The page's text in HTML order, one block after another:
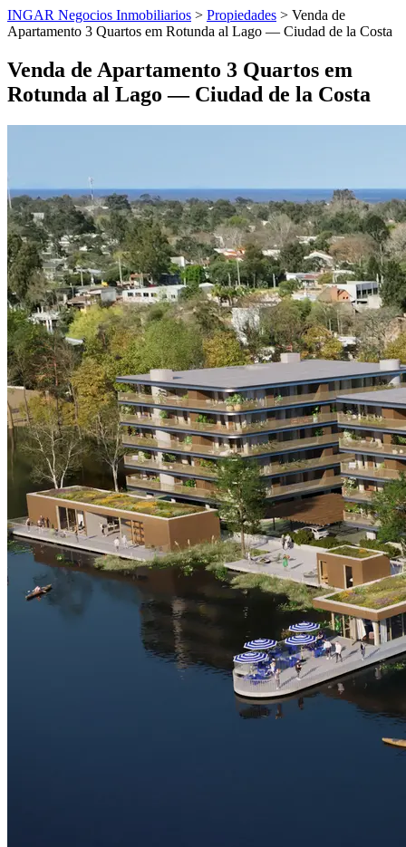
INGAR Negocios Inmobiliarios > Propiedades > Venda de
Apartamento 3 Quartos em Rotunda al Lago — Ciudad de la Costa
Venda de Apartamento 3 Quartos em
Rotunda al Lago — Ciudad de la Costa